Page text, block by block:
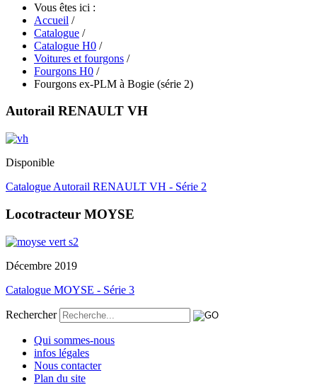
Vous êtes ici :
Accueil /
Catalogue /
Catalogue H0 /
Voitures et fourgons /
Fourgons H0 /
Fourgons ex-PLM à Bogie (série 2)
Autorail RENAULT VH
Disponible
Catalogue Autorail RENAULT VH - Série 2
Locotracteur MOYSE
Décembre 2019
Catalogue MOYSE - Série 3
Rechercher
Qui sommes-nous
infos légales
Nous contacter
Plan du site